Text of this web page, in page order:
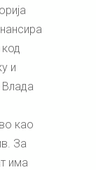
и
Влада
као
За
има